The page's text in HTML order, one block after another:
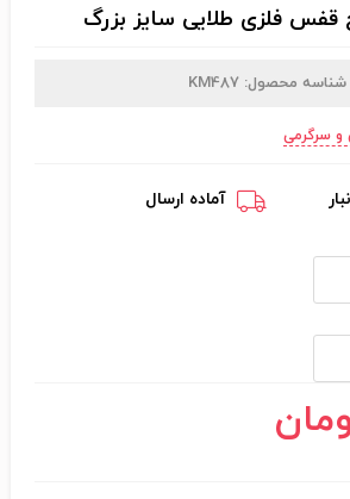
فلزی طلایی سایز بزرگ
شناسه محصول: KM487
و سرگرمی
آماده ارسال